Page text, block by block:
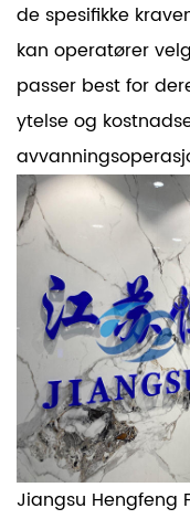
de spesifikke
kan operatører
passer best for
ytelse og
Jiangsu Hengfeng